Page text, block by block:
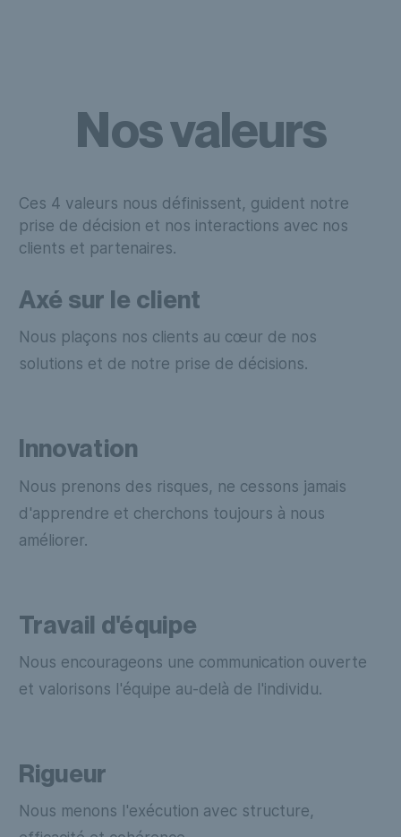
Nos valeurs
Ces 4 valeurs nous définissent, guident notre
prise de décision et nos interactions avec nos
clients et partenaires.
Axé sur le client
Nous plaçons nos clients au cœur de nos
solutions et de notre prise de décisions.
Innovation
Nous prenons des risques, ne cessons jamais
d'apprendre et cherchons toujours à nous
améliorer.
Travail d'équipe
Nous encourageons une communication ouverte
et valorisons l'équipe au-delà de l'individu.
Rigueur
Nous menons l'exécution avec structure,